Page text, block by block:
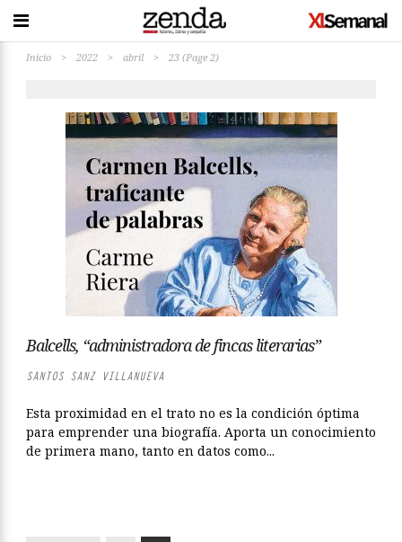
Inicio > 2022 > abril > 23 (Page 2)
Balcells, “administradora de fincas literarias”
SANTOS SANZ VILLANUEVA
Esta proximidad en el trato no es la condición óptima
para emprender una biografía. Aporta un conocimiento
de primera mano, tanto en datos como...